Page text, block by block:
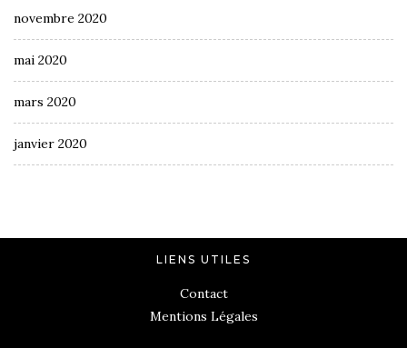
novembre 2020
mai 2020
mars 2020
janvier 2020
LIENS UTILES
Contact
Mentions Légales